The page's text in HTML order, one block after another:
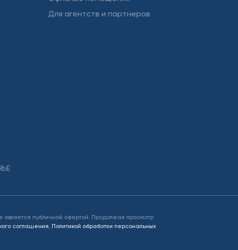
Для агентств и партнеров
публичной офертой. Продолжая просмотр
соглашения, Политикой обработки персональных